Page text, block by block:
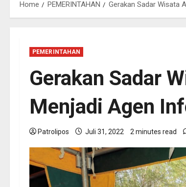
Home PEMERINTAHAN Gerakan Sadar Wisata
PEMERINTAHAN
Gerakan Sadar
Menjadi Agen
Patrolipos Juli 31, 2022 2 minutes read